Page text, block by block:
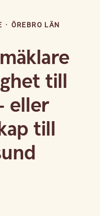
· ÖREBRO LÄN
till
eller
till